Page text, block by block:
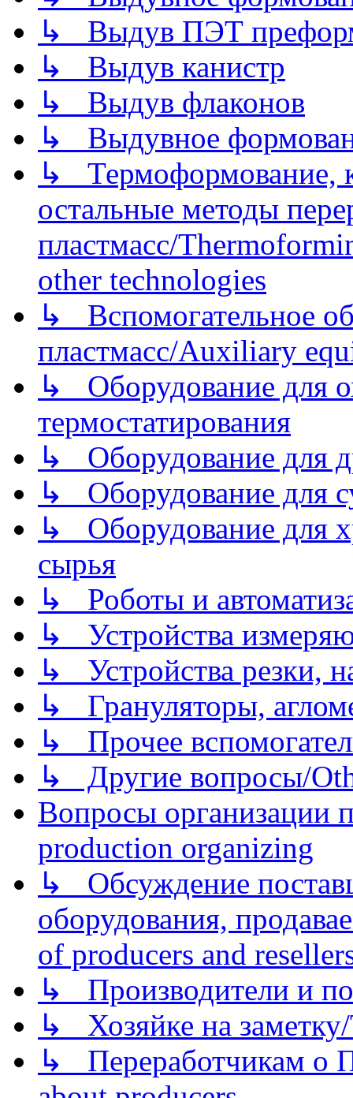
↳ Выдув ПЭТ
↳ Выдув канистр
↳ Выдув флаконов
↳ Выдувное
↳ Термоформование,
остальные методы
пластмасс/
other technologies
↳ Вспомогательное
пластмасс/Auxiliary
↳ Оборудование для
термостатирования
↳ Оборудование для
↳ Оборудование для
↳ Оборудование для
сырья
↳ Роботы и
↳ Устройства
↳ Устройства резки,
↳ Грануляторы,
↳ Прочее
↳ Другие вопросы/
Вопросы организации
production organizing
↳ Обсуждение
оборудования,
of producers and
↳ Производители и
↳ Хозяйке на
↳ Переработчикам о